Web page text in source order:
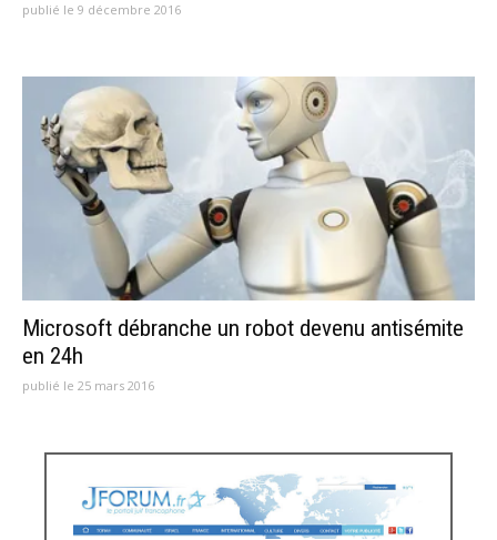
publié le 9 décembre 2016
Microsoft débranche un robot devenu antisémite
en 24h
publié le 25 mars 2016